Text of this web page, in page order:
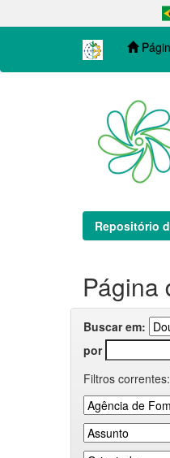
navigation
Repositório
Página
Buscar em:
por
Filtros correntes: